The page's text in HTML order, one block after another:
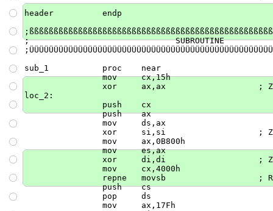
    header          endp
    ;                              SUBROUTINE
    sub_1           proc    near
                    mov     cx,15h
xor     ax,ax                   ;
    loc_2:
                    push    cx
                    push    ax
                    mov     ds,ax
xor     si,si                   ;
                    mov     ax,0B800h
                    mov     es,ax
xor     di,di                   ;
                    mov     cx,4000h
repne   movsb                   ;
                    push    cs
                    pop     ds
                    mov     ax,17Fh